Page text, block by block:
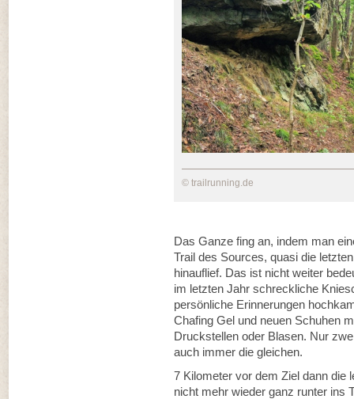
© trailrunning.de
Das Ganze fing an, indem man
Trail des Sources, quasi die
hinauflief. Das ist nicht weiter
im letzten Jahr schreckliche
persönliche Erinnerungen
Chafing Gel und neuen Schuhen
Druckstellen oder Blasen. Nur
auch immer die gleichen.
7 Kilometer vor dem Ziel dann die
nicht mehr wieder ganz runter ins